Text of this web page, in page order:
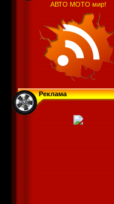
АВТО МОТО мир!
Реклама